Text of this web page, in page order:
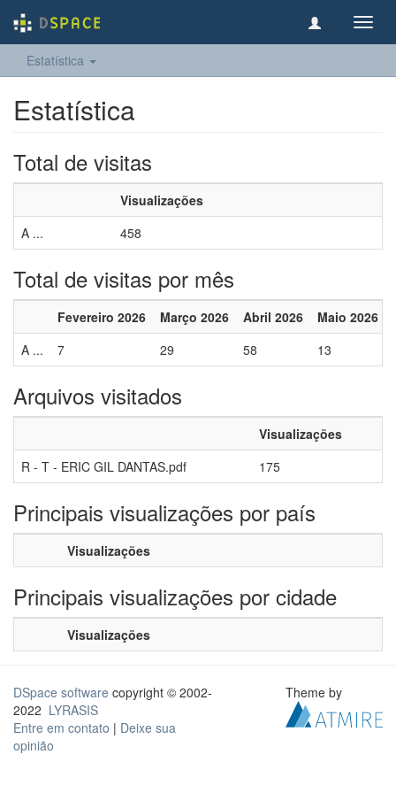
Estatística
Estatística
Total de visitas
Visualizações
A ...
458
Total de visitas por mês
Fevereiro 2026 Março 2026 Abril 2026 Maio 2026
A ...
7 29 58 13
Arquivos visitados
Visualizações
R - T - ERIC GIL DANTAS.pdf
175
Principais visualizações por país
Visualizações
Principais visualizações por cidade
Visualizações
DSpace software copyright © 2002-
2022 LYRASIS
Entre em contato | Deixe sua
opinião
Theme by